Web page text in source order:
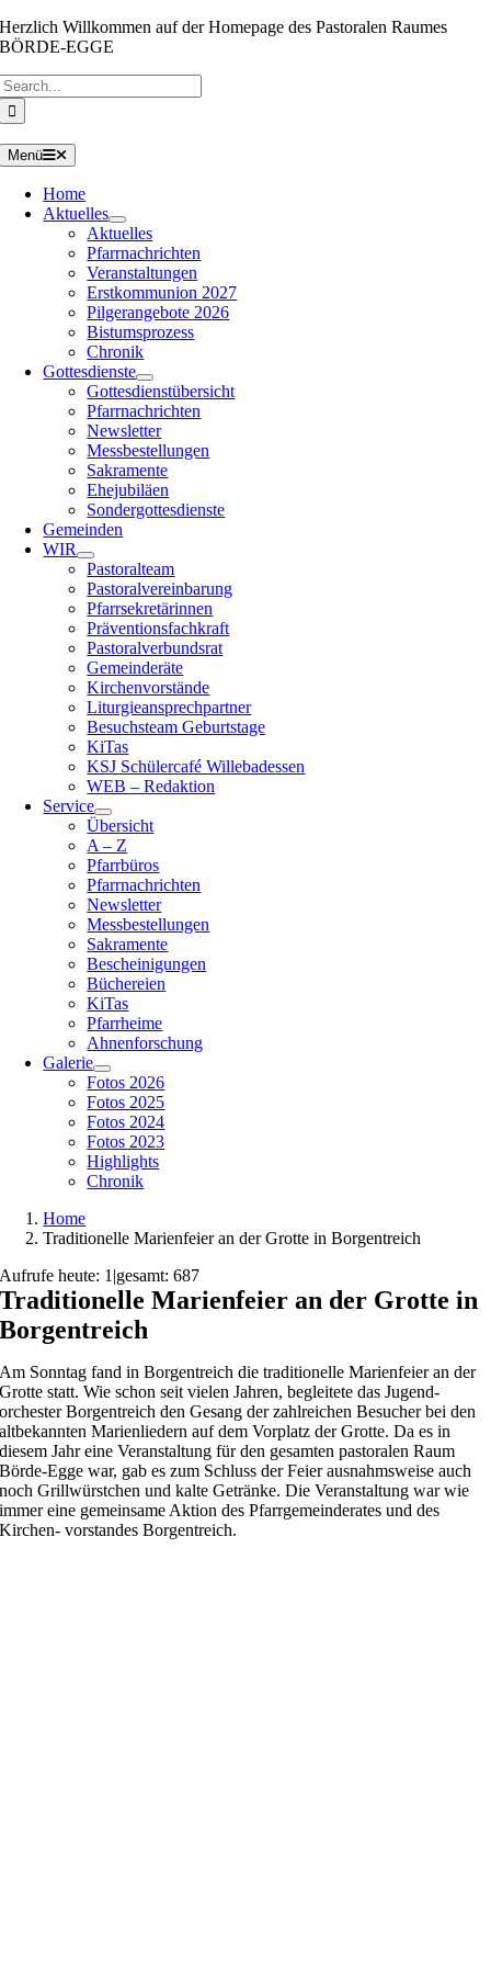
Zum
Inhalt
Herzlich Willkommen auf der Homepage des Pastoralen Raumes
BÖRDE-EGGE
Menü
Home
Aktuelles
Aktuelles
Pfarrnachrichten
Veranstaltungen
Erstkommunion 2027
Pilgerangebote 2026
Bistumsprozess
Chronik
Gottesdienste
Gottesdienstübersicht
Pfarrnachrichten
Newsletter
Messbestellungen
Sakramente
Ehejubiläen
Sondergottesdienste
Gemeinden
WIR
Pastoralteam
Pastoralvereinbarung
Pfarrsekretärinnen
Präventionsfachkraft
Pastoralverbundsrat
Gemeinderäte
Kirchenvorstände
Liturgieansprechpartner
Besuchsteam Geburtstage
KiTas
KSJ Schülercafé Willebadessen
WEB – Redaktion
Service
Übersicht
A – Z
Pfarrbüros
Pfarrnachrichten
Newsletter
Messbestellungen
Sakramente
Bescheinigungen
Büchereien
KiTas
Pfarrheime
Ahnenforschung
Galerie
Fotos 2026
Fotos 2025
Fotos 2024
Fotos 2023
Highlights
Chronik
Home
Traditionelle Marienfeier an der Grotte in Borgentreich
Aufrufe heute: 1 |gesamt: 687
Traditionelle Marienfeier an der Grotte in
Borgentreich
Am Sonntag fand in Borgentreich die traditionelle Marienfeier an der
Grotte statt. Wie schon seit vielen Jahren, begleitete das Jugend-
orchester Borgentreich den Gesang der zahlreichen Besucher bei den
altbekannten Marienliedern auf dem Vorplatz der Grotte. Da es in
diesem Jahr eine Veranstaltung für den gesamten pastoralen Raum
Börde-Egge war, gab es zum Schluss der Feier ausnahmsweise auch
noch Grillwürstchen und kalte Getränke. Die Veranstaltung war wie
immer eine gemeinsame Aktion des Pfarrgemeinderates und des
Kirchen- vorstandes Borgentreich.